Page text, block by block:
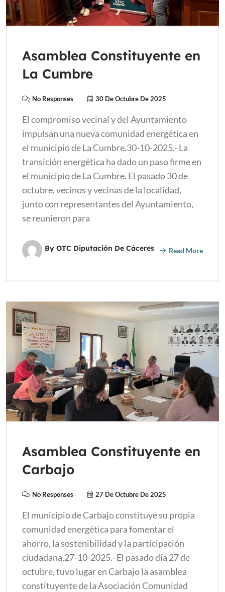
Asamblea Constituyente en
La Cumbre
No Responses 30 De Octubre De 2025
El compromiso vecinal y del Ayuntamiento
impulsan una nueva comunidad energética en
el municipio de La Cumbre.30-10-2025.- La
transición energética ha dado un paso firme en
el municipio de La Cumbre. El pasado 30 de
octubre, vecinos y vecinas de la localidad,
junto con representantes del Ayuntamiento,
se reunieron para
By OTC Diputación De Cáceres Read More
Asamblea Constituyente en
Carbajo
No Responses 27 De Octubre De 2025
El municipio de Carbajo constituye su propia
comunidad energética para fomentar el
ahorro, la sostenibilidad y la participación
ciudadana.27-10-2025.- El pasado día 27 de
octubre, tuvo lugar en Carbajo la asamblea
constituyente de la Asociación Comunidad